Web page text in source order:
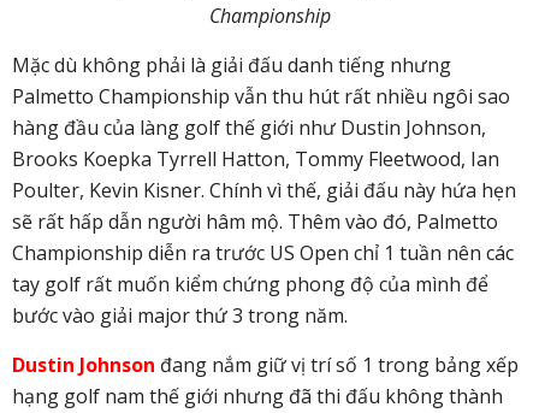
Championship
Mặc dù không phải là giải đấu danh tiếng nhưng
Palmetto Championship vẫn thu hút rất nhiều ngôi sao
hàng đầu của làng golf thế giới như Dustin Johnson,
Brooks Koepka Tyrrell Hatton, Tommy Fleetwood, Ian
Poulter, Kevin Kisner. Chính vì thế, giải đấu này hứa hẹn
sẽ rất hấp dẫn người hâm mộ. Thêm vào đó, Palmetto
Championship diễn ra trước US Open chỉ 1 tuần nên các
tay golf rất muốn kiểm chứng phong độ của mình để
bước vào giải major thứ 3 trong năm.
Dustin Johnson đang nắm giữ vị trí số 1 trong bảng xếp
hạng golf nam thế giới nhưng đã thi đấu không thành